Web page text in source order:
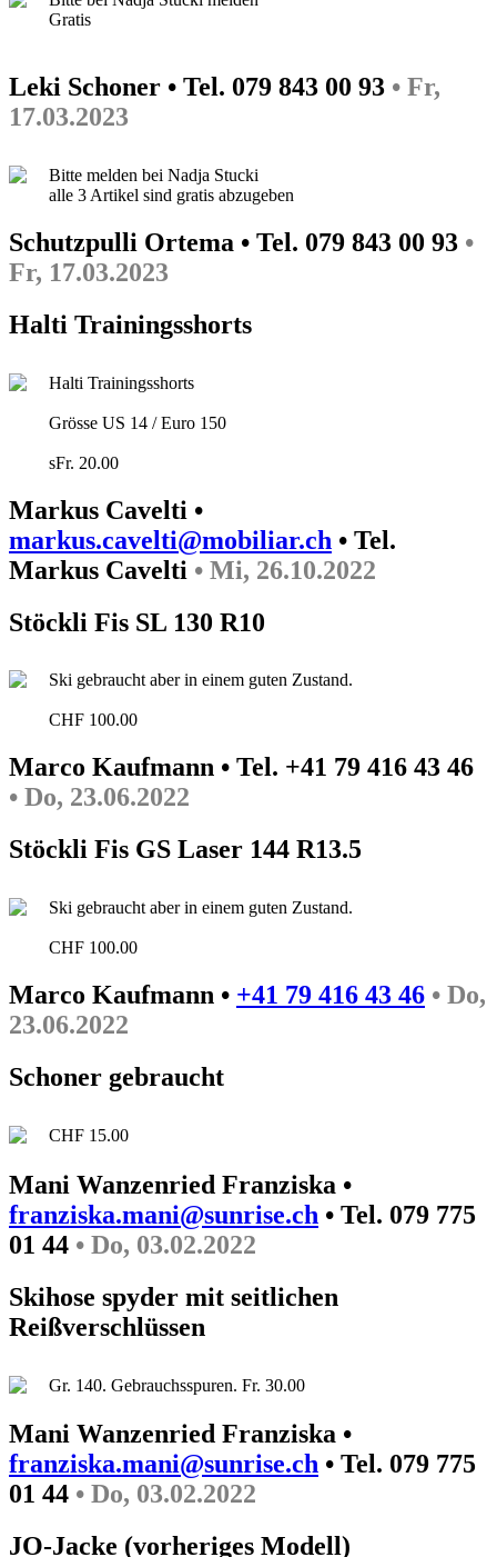
Gratis
Leki Schoner • Tel. 079 843 00 93 • Fr,
17.03.2023
Bitte melden bei Nadja Stucki
alle 3 Artikel sind gratis abzugeben
Schutzpulli Ortema • Tel. 079 843 00 93 •
Fr, 17.03.2023
Halti Trainingsshorts
Halti Trainingsshorts
Grösse US 14 / Euro 150
sFr. 20.00
Markus Cavelti •
markus.cavelti@mobiliar.ch • Tel.
Markus Cavelti • Mi, 26.10.2022
Stöckli Fis SL 130 R10
Ski gebraucht aber in einem guten Zustand.
CHF 100.00
Marco Kaufmann • Tel. +41 79 416 43 46
• Do, 23.06.2022
Stöckli Fis GS Laser 144 R13.5
Ski gebraucht aber in einem guten Zustand.
CHF 100.00
Marco Kaufmann • +41 79 416 43 46 • Do,
23.06.2022
Schoner gebraucht
CHF 15.00
Mani Wanzenried Franziska •
franziska.mani@sunrise.ch • Tel. 079 775
01 44 • Do, 03.02.2022
Skihose spyder mit seitlichen
Reißverschlüssen
Gr. 140. Gebrauchsspuren. Fr. 30.00
Mani Wanzenried Franziska •
franziska.mani@sunrise.ch • Tel. 079 775
01 44 • Do, 03.02.2022
JO-Jacke (vorheriges Modell)